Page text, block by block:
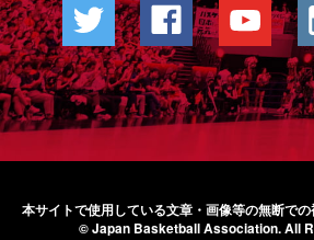
本サイトで使用している文章・画像等の無断での
© Japan Basketball Association.All